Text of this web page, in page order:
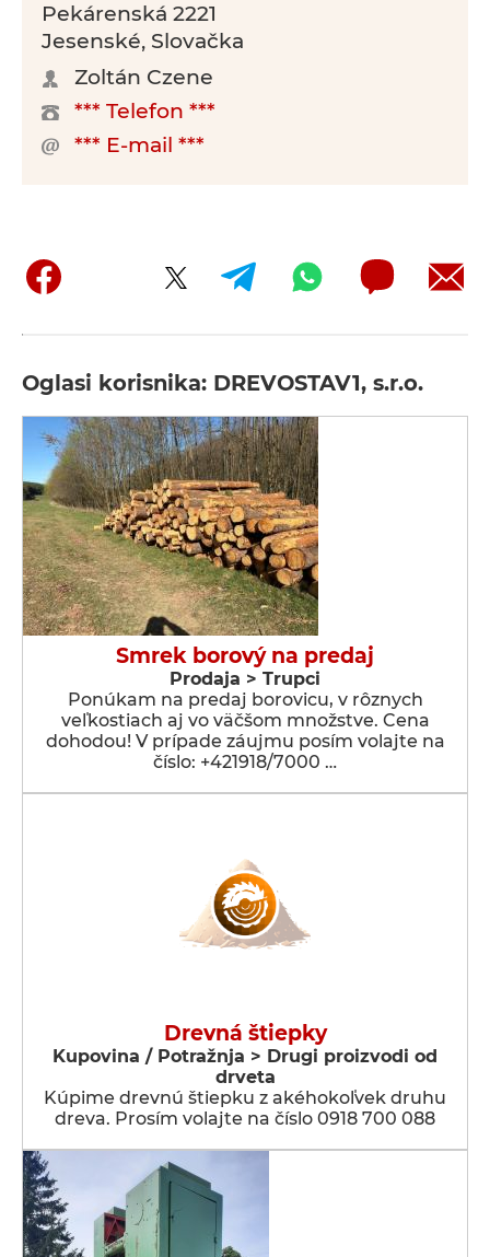
Pekárenská 2221
Jesenské, Slovačka
Zoltán Czene
*** Telefon ***
*** E-mail ***
Oglasi korisnika: DREVOSTAV1, s.r.o.
Smrek borový na predaj
Prodaja > Trupci
Ponúkam na predaj borovicu, v rôznych
veľkostiach aj vo väčšom množstve. Cena
dohodou! V prípade záujmu posím volajte na
číslo: +421918/7000 …
Drevná štiepky
Kupovina / Potražnja > Drugi proizvodi od
drveta
Kúpime drevnú štiepku z akéhokoľvek druhu
dreva. Prosím volajte na číslo 0918 700 088